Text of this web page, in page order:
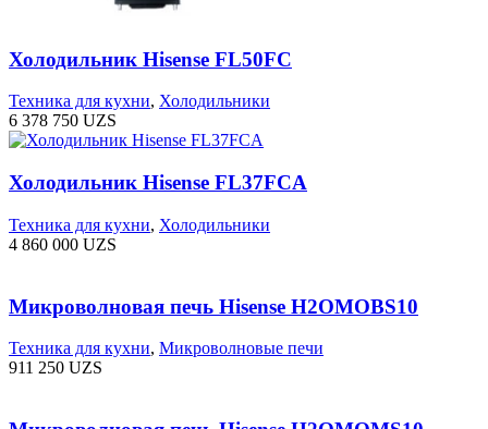
Холодильник Hisense FL50FC
Техника для кухни, Холодильники
6 378 750 UZS
Холодильник Hisense FL37FCA
Техника для кухни, Холодильники
4 860 000 UZS
Микроволновая печь Hisense H2OMOBS10
Техника для кухни, Микроволновые печи
911 250 UZS